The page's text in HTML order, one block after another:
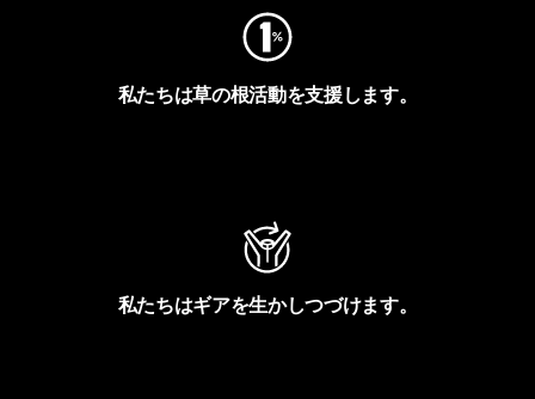
私たちは草の根活動を支援します。
私たちはギアを生かしつづけます。